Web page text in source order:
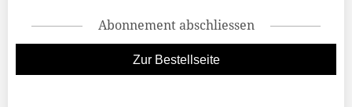
Abonnement abschliessen
Zur Bestellseite